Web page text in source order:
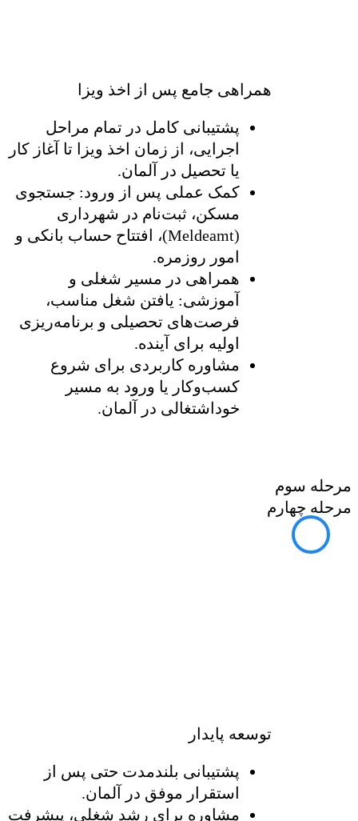
همراهی جامع پس از اخذ ویزا
پشتیبانی کامل در تمام مراحل
اجرایی، از زمان اخذ ویزا تا آغاز کار
یا تحصیل در آلمان.
کمک عملی پس از ورود: جستجوی
مسکن، ثبت‌نام در شهرداری
(Meldeamt)، افتتاح حساب بانکی و
امور روزمره.
همراهی در مسیر شغلی و
آموزشی: یافتن شغل مناسب،
فرصت‌های تحصیلی و برنامه‌ریزی
اولیه برای آینده.
مشاوره کاربردی برای شروع
کسب‌وکار یا ورود به مسیر
خوداشتغالی در آلمان.
مرحله سوم
مرحله چهارم
توسعه پایدار
پشتیبانی بلندمدت حتی پس از
استقرار موفق در آلمان.
مشاوره برای رشد شغلی، پیشرفت